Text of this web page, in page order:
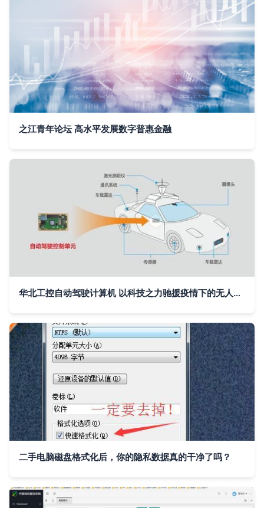
之江青年论坛 高水平发展数字普惠金融
华北工控自动驾驶计算机 以科技之力驰援疫情下的无人配送车
二手电脑磁盘格式化后，你的隐私数据真的干净了吗？